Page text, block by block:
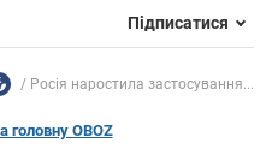
Підписатися
Росія наростила застосування...
головну OBOZ